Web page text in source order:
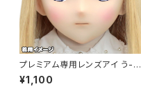
プレミアム専用レンズアイ う-ブ
ルー Premium Lens Eye U-
Blue
¥1,100